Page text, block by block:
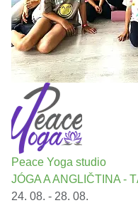
Peace Yoga studio
JÓGA A ANGLIČTINA -
24. 08. - 28. 08.